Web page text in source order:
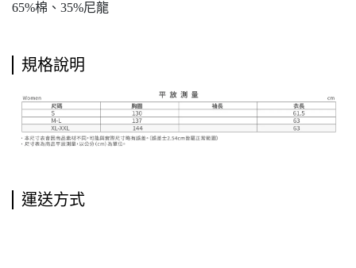
65%棉、35%尼龍
規格說明
運送方式